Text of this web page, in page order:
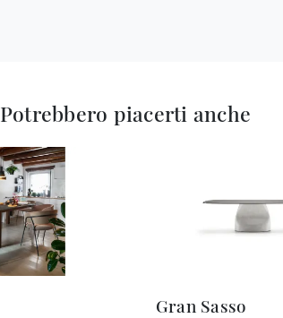
Potrebbero piacerti anche
Gran Sasso